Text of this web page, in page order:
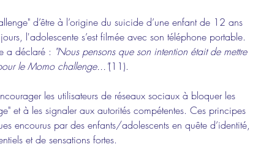
d’être à l’origine du suicide d’une enfant de 12 ans
l'adolescente s’est filmée avec son téléphone portable.
a déclaré : "Nous pensons que son intention était de mettre
le Momo challenge..."(11).
les utilisateurs de réseaux sociaux à bloquer les
et à les signaler aux autorités compétentes. Ces principes
encourus par des enfants/adolescents en quête d’identité,
et de sensations fortes.